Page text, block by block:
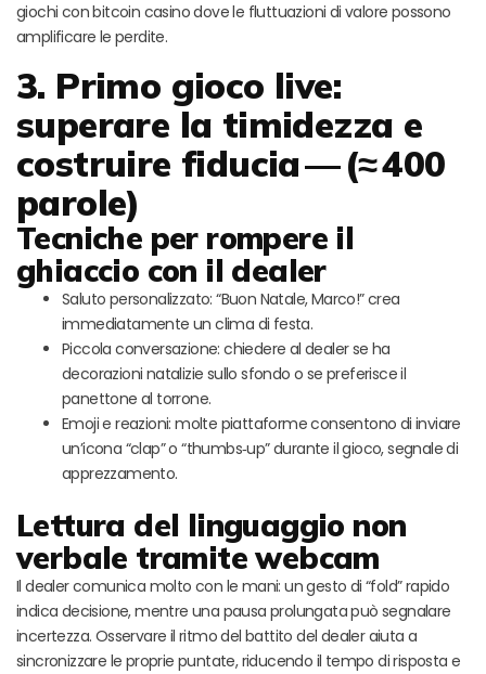
giochi con bitcoin casino dove le fluttuazioni di valore possono
amplificare le perdite.
3. Primo gioco live:
superare la timidezza e
costruire fiducia — (≈ 400
parole)
Tecniche per rompere il
ghiaccio con il dealer
Saluto personalizzato: “Buon Natale, Marco!” crea
immediatamente un clima di festa.
Piccola conversazione: chiedere al dealer se ha
decorazioni natalizie sullo sfondo o se preferisce il
panettone al torrone.
Emoji e reazioni: molte piattaforme consentono di inviare
un’icona “clap” o “thumbs‑up” durante il gioco, segnale di
apprezzamento.
Lettura del linguaggio non
verbale tramite webcam
Il dealer comunica molto con le mani: un gesto di “fold” rapido
indica decisione, mentre una pausa prolungata può segnalare
incertezza. Osservare il ritmo del battito del dealer aiuta a
sincronizzare le proprie puntate, riducendo il tempo di risposta e